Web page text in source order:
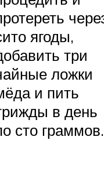
ягоды,
три
ложки
и пить
в день
сто граммов.